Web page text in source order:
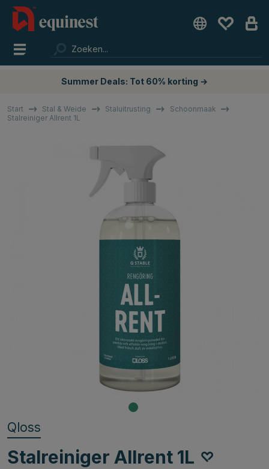
Summer Deals: Tot 60% korting →
Start Stal & Weide Staluitrusting
Schoonmaak
Stalreiniger Allrent 1L
Qloss
Stalreiniger Allrent 1L